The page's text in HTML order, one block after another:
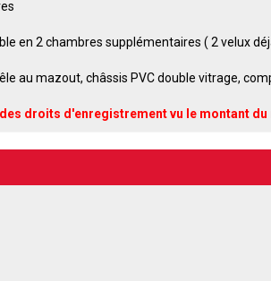
en 2 chambres supplémentaires ( 2 velux
au mazout, châssis PVC double vitrage,
droits d'enregistrement vu le montant du